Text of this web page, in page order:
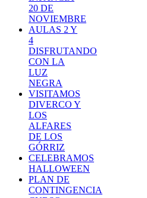
20 DE
NOVIEMBRE
AULAS 2 Y
4
DISFRUTANDO
CON LA
LUZ
NEGRA
VISITAMOS
DIVERCO Y
LOS
ALFARES
DE LOS
GÓRRIZ
CELEBRAMOS
HALLOWEEN
PLAN DE
CONTINGENCIA